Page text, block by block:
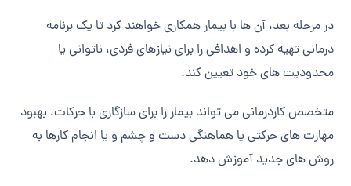
در مرحله بعد، آن ها با بیمار همکاری خواهند کرد تا یک برنامه
درمانی تهیه کرده و اهدافی را برای نیازهای فردی، ناتوانی یا
محدودیت های خود تعیین کند.
متخصص کاردرمانی می تواند بیمار را برای سازگاری با حرکات، بهبود
مهارت های حرکتی یا هماهنگی دست و چشم و یا انجام کارها به
روش های جدید آموزش دهد.